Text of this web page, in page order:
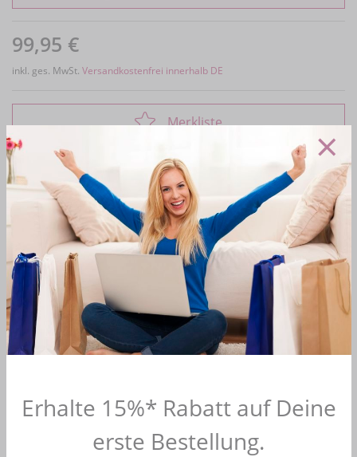
99,95 €
inkl. ges. MwSt. Versandkostenfrei innerhalb DE
Merkliste
Frage zum Artikel
Produktdetails Bewertungen
Monny Kommunionkleid 2025 No. 44
Farbe: Ercu
Dieses Kommunionkleid ist ecrufarben und der offene
Rückenausschnitt wird mit einem Knopf und Schnürung
verschlossen.
Hersteller: Monny Kommunionkleider
Mehr Informationen zum EU Verantwortlichen »
Erhalte 15%* Rabatt auf Deine
erste Bestellung.
×